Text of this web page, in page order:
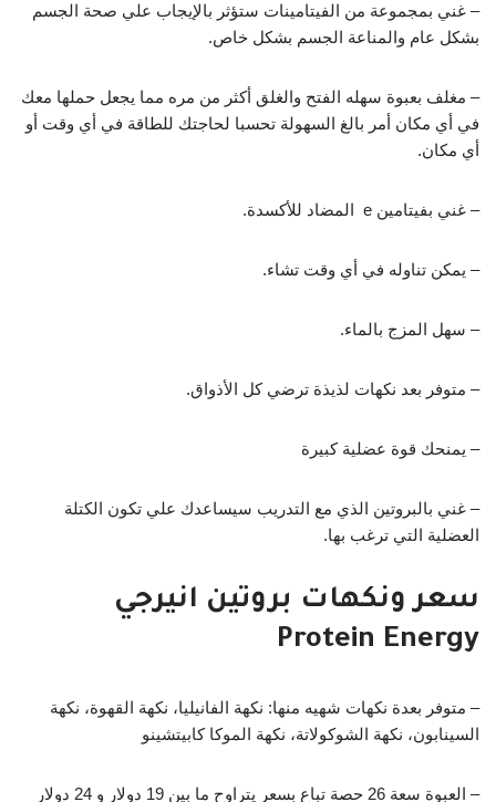
– غني بمجموعة من الفيتامينات ستؤثر بالإيجاب علي صحة الجسم
بشكل عام والمناعة الجسم بشكل خاص.
– مغلف بعبوة سهله الفتح والغلق أكثر من مره مما يجعل حملها معك
في أي مكان أمر بالغ السهولة تحسبا لحاجتك للطاقة في أي وقت أو
أي مكان.
– غني بفيتامين e المضاد للأكسدة.
– يمكن تناوله في أي وقت تشاء.
– سهل المزج بالماء.
– متوفر بعد نكهات لذيذة ترضي كل الأذواق.
– يمنحك قوة عضلية كبيرة
– غني بالبروتين الذي مع التدريب سيساعدك علي تكون الكتلة
العضلية التي ترغب بها.
سعر ونكهات بروتين انيرجي
Protein Energy
– متوفر بعدة نكهات شهيه منها: نكهة الفانيليا، نكهة القهوة، نكهة
السينابون، نكهة الشوكولاتة، نكهة الموكا كابيتشينو
– العبوة سعة 26 حصة تباع بسعر يتراوح ما بين 19 دولار و 24 دولار